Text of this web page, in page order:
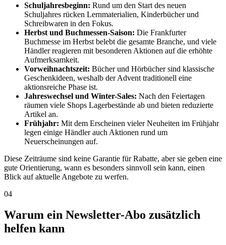
Schuljahresbeginn: Rund um den Start des neuen
Schuljahres rücken Lernmaterialien, Kinderbücher und
Schreibwaren in den Fokus.
Herbst und Buchmessen-Saison: Die Frankfurter
Buchmesse im Herbst belebt die gesamte Branche, und viele
Händler reagieren mit besonderen Aktionen auf die erhöhte
Aufmerksamkeit.
Vorweihnachtszeit: Bücher und Hörbücher sind klassische
Geschenkideen, weshalb der Advent traditionell eine
aktionsreiche Phase ist.
Jahreswechsel und Winter-Sales: Nach den Feiertagen
räumen viele Shops Lagerbestände ab und bieten reduzierte
Artikel an.
Frühjahr: Mit dem Erscheinen vieler Neuheiten im Frühjahr
legen einige Händler auch Aktionen rund um
Neuerscheinungen auf.
Diese Zeiträume sind keine Garantie für Rabatte, aber sie geben eine
gute Orientierung, wann es besonders sinnvoll sein kann, einen
Blick auf aktuelle Angebote zu werfen.
04
Warum ein Newsletter-Abo zusätzlich
helfen kann